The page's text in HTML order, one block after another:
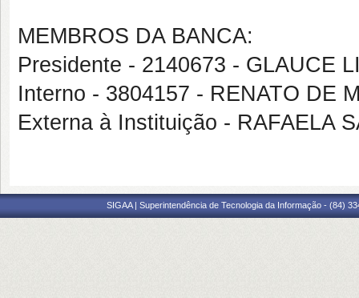
MEMBROS DA BANCA:
Presidente - 2140673 - GLAUCE
Interno - 3804157 - RENATO DE
Externa à Instituição - RAFAELA
SIGAA | Superintendência de Tecnologia da Informação - (84)